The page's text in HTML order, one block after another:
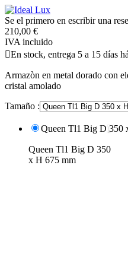
Se el primero en escribir una
210,00 €
IVA incluido
En stock, entrega 5 a 15 días
Armazòn en metal dorado con
cristal amolado
Tamaño :
Queen Tl1 Big D 350
Queen Tl1 Big D 350
x H 675 mm